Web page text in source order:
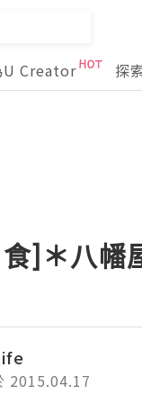
U Creator 探
]＊八幡
2015.04.17